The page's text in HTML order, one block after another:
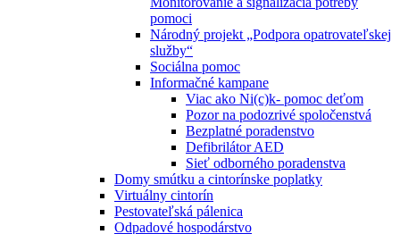
pomoci
Národný projekt „Podpora opatrovateľskej
služby“
Sociálna pomoc
Informačné kampane
Viac ako Ni(c)k- pomoc deťom
Pozor na podozrivé spoločenstvá
Bezplatné poradenstvo
Defibrilátor AED
Sieť odborného poradenstva
Domy smútku a cintorínske poplatky
Virtuálny cintorín
Pestovateľská pálenica
Odpadové hospodárstvo